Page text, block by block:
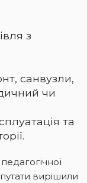
з
санвузли,
чи
та
вирішили